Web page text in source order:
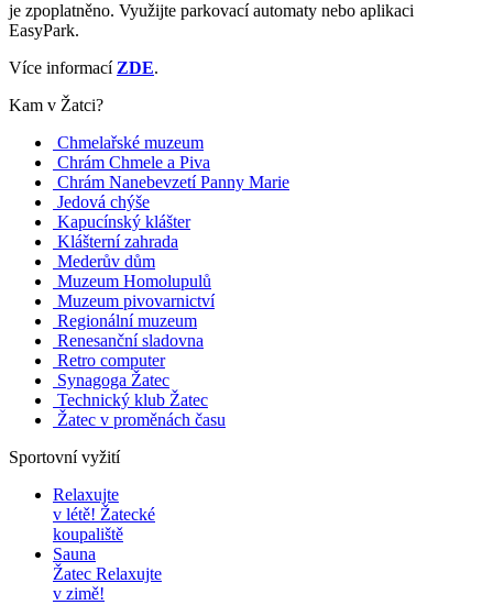
je zpoplatněno. Využijte parkovací automaty nebo aplikaci
EasyPark.
Více informací ZDE.
Kam v Žatci?
Chmelařské muzeum
Chrám Chmele a Piva
Chrám Nanebevzetí Panny Marie
Jedová chýše
Kapucínský klášter
Klášterní zahrada
Mederův dům
Muzeum Homolupulů
Muzeum pivovarnictví
Regionální muzeum
Renesanční sladovna
Retro computer
Synagoga Žatec
Technický klub Žatec
Žatec v proměnách času
Sportovní vyžití
Relaxujte
v létě! Žatecké
koupaliště
Sauna
Žatec Relaxujte
v zimě!